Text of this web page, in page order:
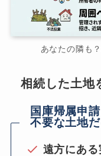
あなたの隣も
相続した土地
国庫帰属申
不要な土地
遠方にある